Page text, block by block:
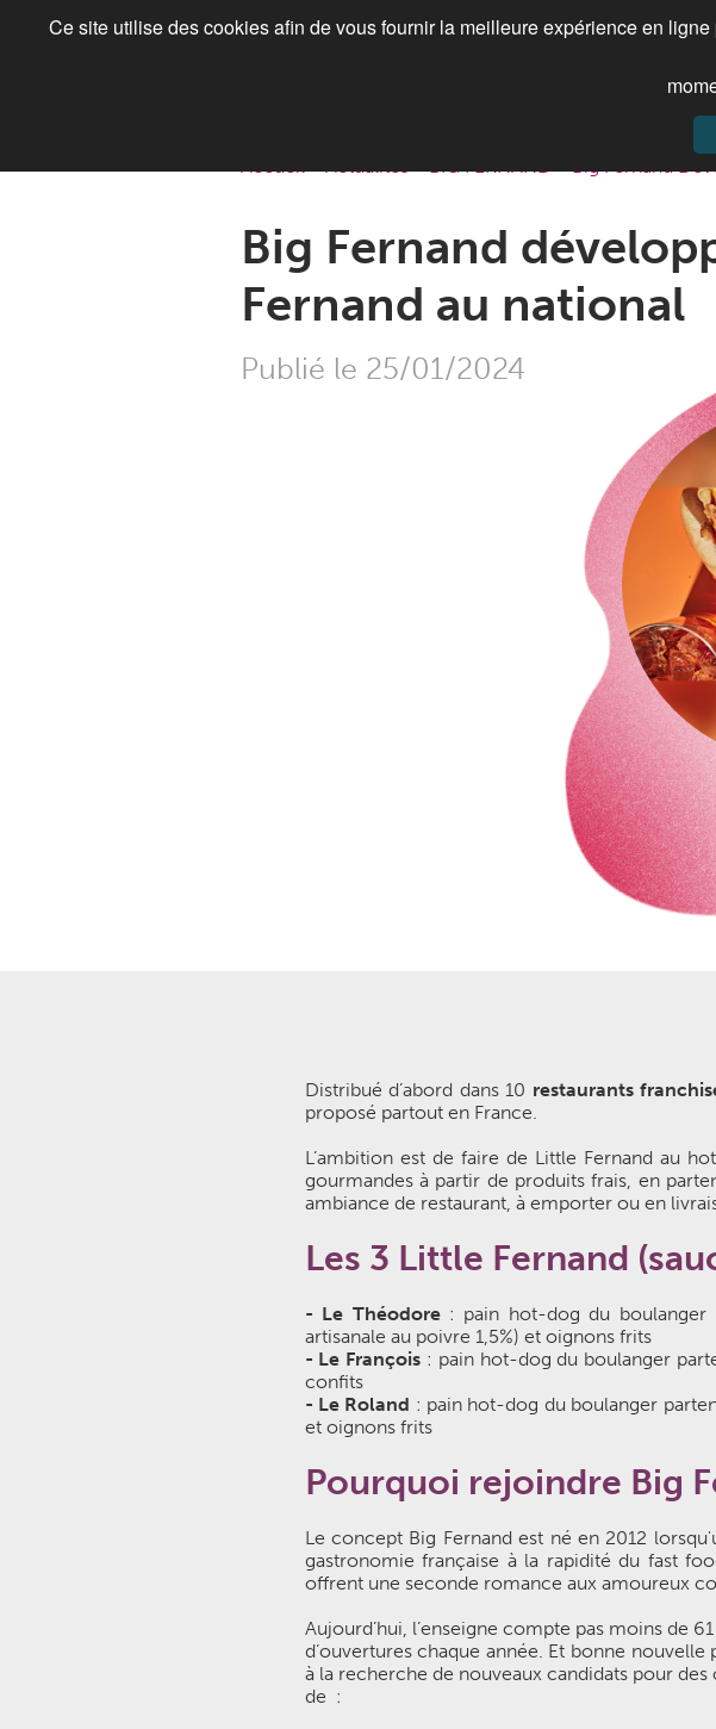
Accueil>Actualités>BIG FERNAND>Big Fernand
Big Fernand
Fernand au national
Publié le 25/01/2024
Distribué d’abord dans 10 restaurants
proposé partout en France.
L’ambition est de faire de Little Fernand au
gourmandes à partir de produits frais, en
ambiance de restaurant, à emporter ou en
Les 3 Little Fernand
- Le Théodore: pain hot-dog du boulanger
artisanale au poivre 1,5%) et oignons frits
- Le François : pain hot-dog du boulanger
confits
- Le Roland : pain hot-dog du boulanger
et oignons frits
Pourquoi rejoindre Big
Le concept Big Fernand est né en 2012
gastronomie française à la rapidité du fast
offrent une seconde romance aux amoureux
Aujourd’hui, l’enseigne compte pas moins de
d’ouvertures chaque année. Et bonne
à la recherche de nouveaux candidats pour
de :
Ce site utilise des cookies afin de vous fournir la meilleure expérience en